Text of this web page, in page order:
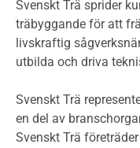
Termer och
Planering
Klimatkalkylator
Projektering av
Byggsystem
Svenskt Trä sprider
träbyggande för att
livskraftig
utbilda och driva
Svenskt Trä
en del av
Svenskt Trä